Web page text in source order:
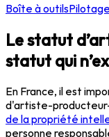
Boîte à outils
Le statut
statut qui
En France, il est
d'artiste-
de la propriété
personne